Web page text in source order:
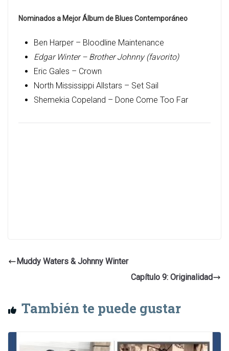
Nominados a Mejor Álbum de Blues Contemporáneo
Ben Harper – Bloodline Maintenance
Edgar Winter – Brother Johnny (favorito)
Eric Gales – Crown
North Mississippi Allstars – Set Sail
Shemekia Copeland – Done Come Too Far
Muddy Waters & Johnny Winter
Capítulo 9: Originalidad
También te puede gustar